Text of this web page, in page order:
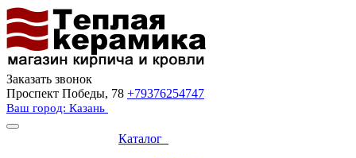
Заказать звонок
Проспект Победы, 78 +79376254747
Ваш город: Казань
Каталог